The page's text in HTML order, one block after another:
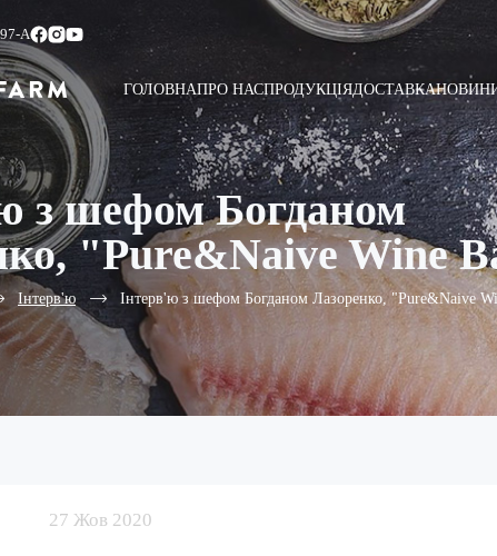
97-А
ГОЛОВНАПРО НАСПРОДУКЦІЯДОСТАВКА
з шефом Богданом
"Pure&Naive Wine
Інтерв'ю Інтерв'ю з шефом Богданом Лазоренко, "Pure&Naive
27 Жов 2020